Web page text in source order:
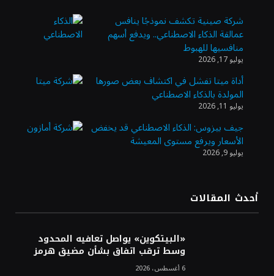
وزير الاستثمار: الموافقة على رخصة مزاولة
الأنشطة المالية عابرة الحدود تطوير للبيئة
الاستثمارية
الذهب يسجل أعلى مستوى في أسبوعين بدعم
من تراجع الدولار
الدولار الأمريكي يتراجع قرب أدنى مستوياته
ترقب تطورات الوساطة بشأن الحرب
شركة صينية تكشف نموذجًا ينافس
عمالقة الذكاء الاصطناعي.. ويدفع أسهم
منافسيها للهبوط
يوليو 17, 2026
أداة ميتا تفشل في اكتشاف بعض صورها
المولدة بالذكاء الاصطناعي
يوليو 11, 2026
جيف بيزوس: الذكاء الاصطناعي قد يخفض
الأسعار ويرفع مستوى المعيشة
يوليو 9, 2026
أحدث المقالات
«البيتكوين» يواصل تعافيه المحدود
وسط ترقب اتفاق بشأن مضيق هرمز
6 أغسطس، 2026